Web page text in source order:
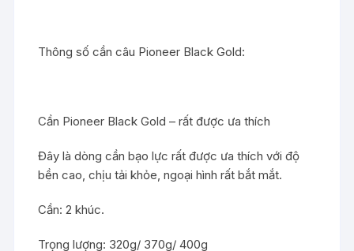
Thông số cần câu Pioneer Black Gold:
Cần Pioneer Black Gold – rất được ưa thích
Đây là dòng cần bạo lực rất được ưa thích với độ
bền cao, chịu tải khỏe, ngoại hình rất bắt mắt.
Cần: 2 khúc.
Trọng lượng: 320g/ 370g/ 400g